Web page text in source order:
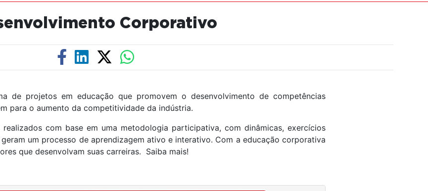
Corporativo
de projetos em educação que promovem o desenvolvimento de competências
para o aumento da competitividade da indústria.
com base em uma metodologia participativa, com dinâmicas, exercícios
um processo de aprendizagem ativo e interativo. Com a educação corporativa
que desenvolvam suas carreiras. Saiba mais!